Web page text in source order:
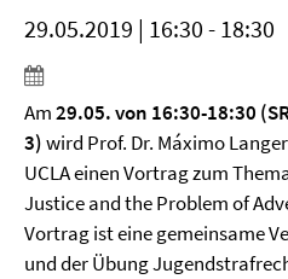
29.05.2019 | 16:30 - 18:30
Am29.05. von 16:30-18:30
3)wird Prof. Dr. Máximo
UCLA einen Vortrag zum
Justice and the Problem of
Vortrag ist eine gemeinsame
und der Übung